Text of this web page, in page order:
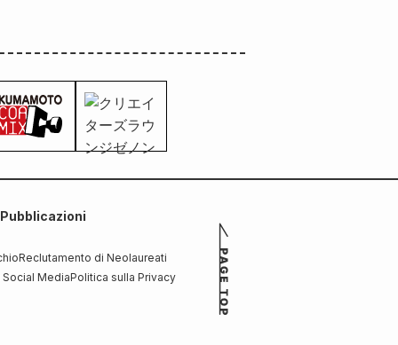
Reclutamento di Neolaureati
MediaPolitica sulla Privacy